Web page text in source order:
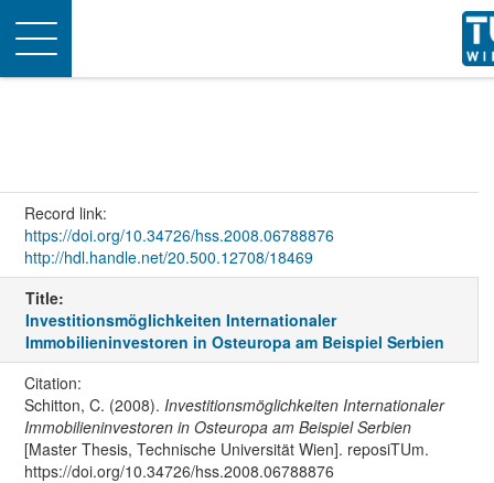
Toggle
navigation
Record link:
https://doi.org/10.34726/hss.2008.06788876
http://hdl.handle.net/20.500.12708/18469
Title:
Investitionsmöglichkeiten Internationaler
Immobilieninvestoren in Osteuropa am Beispiel Serbien
Citation:
Schitton, C. (2008). Investitionsmöglichkeiten Internationaler
Immobilieninvestoren in Osteuropa am Beispiel Serbien
[Master Thesis, Technische Universität Wien]. reposiTUm.
https://doi.org/10.34726/hss.2008.06788876